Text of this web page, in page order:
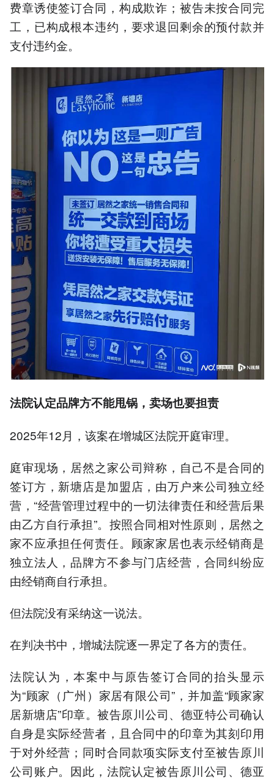
费章诱使签订合同，构成欺诈；被告未按合同完
工，已构成根本违约，要求退回剩余的预付款并
支付违约金。
法院认定品牌方不能甩锅，卖场也要担责
2025年12月，该案在增城区法院开庭审理。
庭审现场，居然之家公司辩称，自己不是合同的
签订方，新塘店是加盟店，由万户来公司独立经
营，“经营管理过程中的一切法律责任和经营后果
由乙方自行承担”。按照合同相对性原则，居然之
家不应承担任何责任。顾家家居也表示经销商是
独立法人，品牌方不参与门店经营，合同纠纷应
由经销商自行承担。
但法院没有采纳这一说法。
在判决书中，增城法院逐一界定了各方的责任。
法院认为，本案中与原告签订合同的抬头显示
为“顾家（广州）家居有限公司”，并加盖“顾家家
居新塘店”印章。被告原川公司、德亚特公司确认
自身是实际经营者，且合同中的印章为其刻印用
于对外经营；同时合同款项实际支付至被告原川
公司账户。因此，法院认定被告原川公司、德亚